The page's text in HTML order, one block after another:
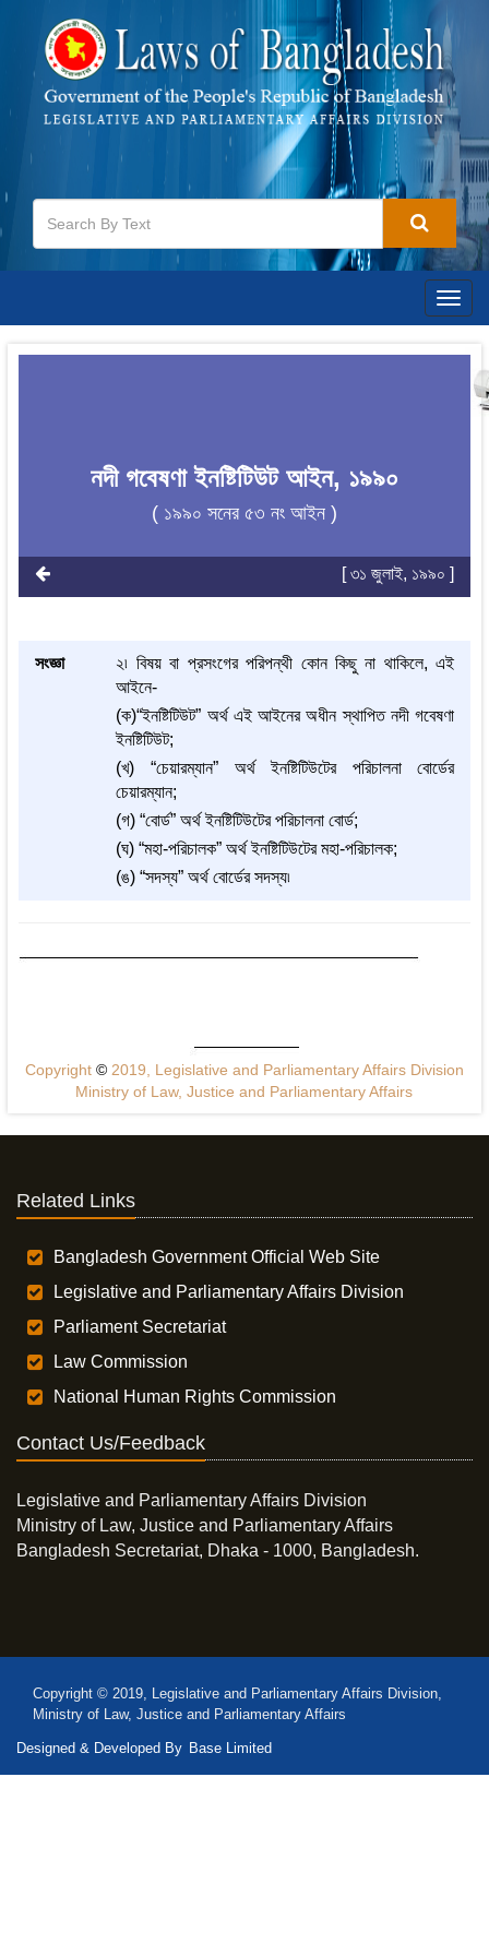
নদী গবেষণা ইনষ্টিটিউট আইন, ১৯৯০
( ১৯৯০ সনের ৫৩ নং আইন )
[ ৩১ জুলাই, ১৯৯০ ]
সংজ্ঞা
২৷ বিষয় বা প্রসংগের পরিপন্থী কোন কিছু না থাকিলে, এই
আইনে-
(ক)“ইনষ্টিটিউট” অর্থ এই আইনের অধীন স্থাপিত নদী গবেষণা
ইনষ্টিটিউট;
(খ) “চেয়ারম্যান” অর্থ ইনষ্টিটিউটের পরিচালনা বোর্ডের
চেয়ারম্যান;
(গ) “বোর্ড” অর্থ ইনষ্টিটিউটের পরিচালনা বোর্ড;
(ঘ) “মহা-পরিচালক” অর্থ ইনষ্টিটিউটের মহা-পরিচালক;
(ঙ) “সদস্য” অর্থ বোর্ডের সদস্য৷
Copyright ©2019, Legislative and Parliamentary Affairs Division
Ministry of Law, Justice and Parliamentary Affairs
Related Links
Bangladesh Government Official Web Site
Legislative and Parliamentary Affairs Division
Parliament Secretariat
Law Commission
National Human Rights Commission
Contact Us/Feedback
Legislative and Parliamentary Affairs Division
Ministry of Law, Justice and Parliamentary Affairs
Bangladesh Secretariat, Dhaka - 1000, Bangladesh.
Copyright © 2019, Legislative and Parliamentary Affairs Division,
Ministry of Law, Justice and Parliamentary Affairs
Designed & Developed By Base Limited